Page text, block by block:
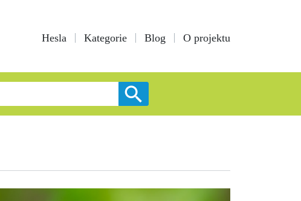
Hesla Kategorie Blog O projektu